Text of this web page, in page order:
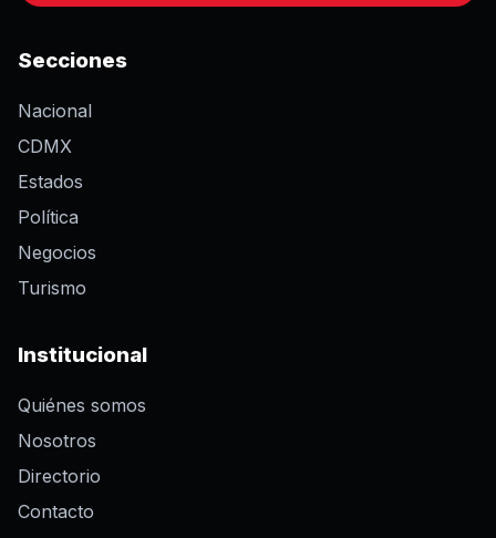
Secciones
Nacional
CDMX
Estados
Política
Negocios
Turismo
Institucional
Quiénes somos
Nosotros
Directorio
Contacto